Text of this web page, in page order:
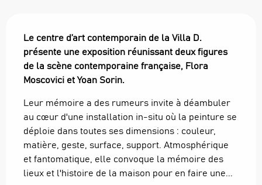
Le centre d’art contemporain de la Villa D.
présente une exposition réunissant deux figures
de la scène contemporaine française, Flora
Moscovici et Yoan Sorin.
Leur mémoire a des rumeurs invite à déambuler
au cœur d'une installation in-situ où la peinture se
déploie dans toutes ses dimensions : couleur,
matière, geste, surface, support. Atmosphérique
et fantomatique, elle convoque la mémoire des
lieux et l'histoire de la maison pour en faire une...